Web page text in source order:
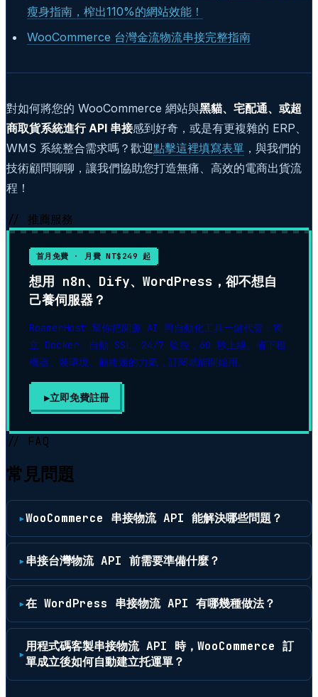
瘦身指南，榨出110%的網站效能！
WooCommerce 台灣金流物流串接完整指南
對如何將您的 WooCommerce 網站與黑貓、宅配通、或超
商取貨系統進行 API 串接感到好奇，或是有更複雜的 ERP、
WMS 系統整合需求嗎？歡迎點擊這裡填寫表單 ，與我們的
技術顧問聊聊，讓我們協助您打造無痛、高效的電商出貨流
程！
// 推薦服務
首月免費 · 月費 NT$249 起
想用 n8n、Dify、WordPress，卻不想自
己養伺服器？
RoamerHost 幫你把開源 AI 與自動化工具一鍵代管：獨
立 Docker、自動 SSL、24/7 監控，60 秒上線。省下租
機器、裝環境、顧維運的力氣，訂閱就能開始用。
立即免費註冊
// FAQ
常見問題
WooCommerce 串接物流 API 能解決哪些問題？
串接台灣物流 API 前需要準備什麼？
在 WordPress 串接物流 API 有哪幾種做法？
用程式碼客製串接物流 API 時，WooCommerce 訂
單成立後如何自動建立托運單？